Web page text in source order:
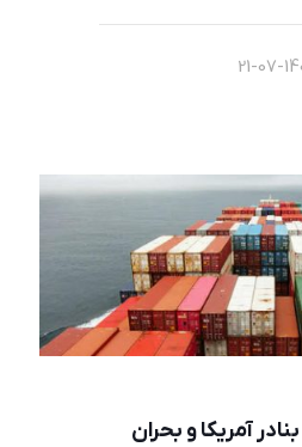
آمریکا و بحران